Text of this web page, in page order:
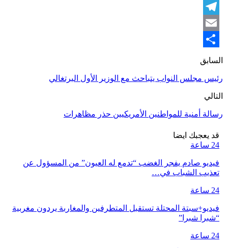
LinkedIn
Telegram
Email
Share
السابق
رئيس مجلس النواب يتباحث مع الوزير الأول البرتغالي
التالي
رسالة أمنية للمواطنين الأمريكيين حذر مظاهرات
قد يعجبك ايضا
24 ساعة
فيديو صادم يفجر الغضب “تدمع له العيون” من المسؤول عن
تعذيب الشباب في…
24 ساعة
فيديو+سبتة المحتلة تستقبل المتطرفين والمغاربة يردون مغربية
“شبرا شبرا”
24 ساعة